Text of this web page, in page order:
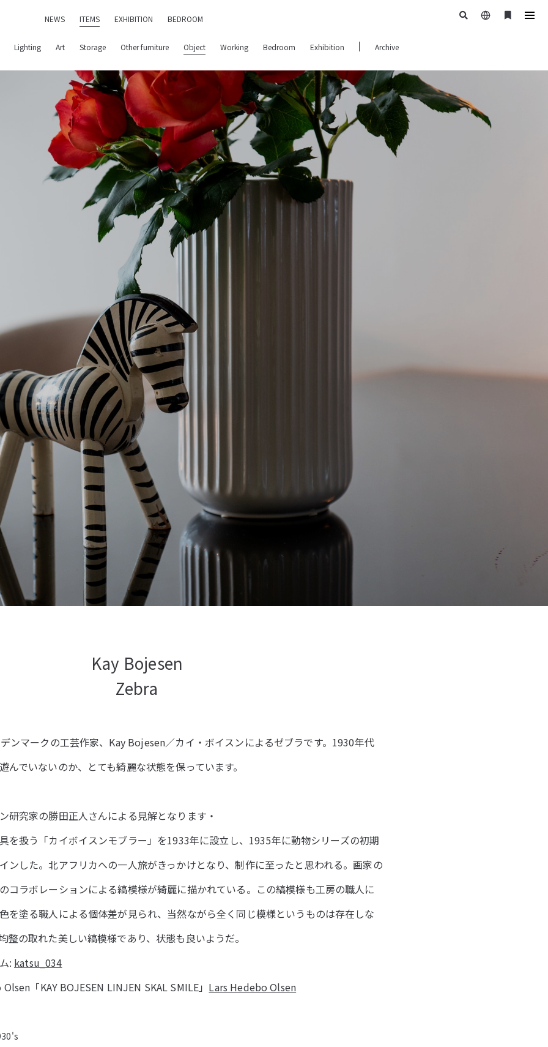
NEWS ITEMS EXHIBITION BEDROOM
日
ブ
Lighting Art Storage Other furniture Object Working Bedroom Exhibition Archive
Kay Bojesen
Zebra
ンマークの工芸作家、Kay Bojesen／カイ・ボイスンによるゼブラです。1930年代
んでいないのか、とても綺麗な状態を保っています。
研究家の勝田正人さんによる見解となります・
を扱う「カイボイスンモブラー」を1933年に設立し、1935年に動物シリーズの初期
ンした。北アフリカへの一人旅がきっかけとなり、制作に至ったと思われる。画家の
コラボレーションによる縞模様が綺麗に描かれている。この縞模様も工房の職人に
を塗る職人による個体差が見られ、当然ながら全く同じ模様というものは存在しな
整の取れた美しい縞模様であり、状態も良いようだ。
: katsu_034
「KAY BOJESEN LINJEN SKAL SMILE」 Lars Hedebo Olsen